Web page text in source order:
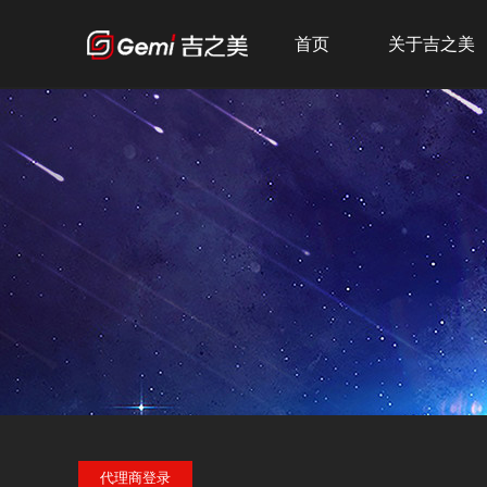
关于吉之美
公司简介
发展历程
企业文化
荣誉资质
首页
代理商登录